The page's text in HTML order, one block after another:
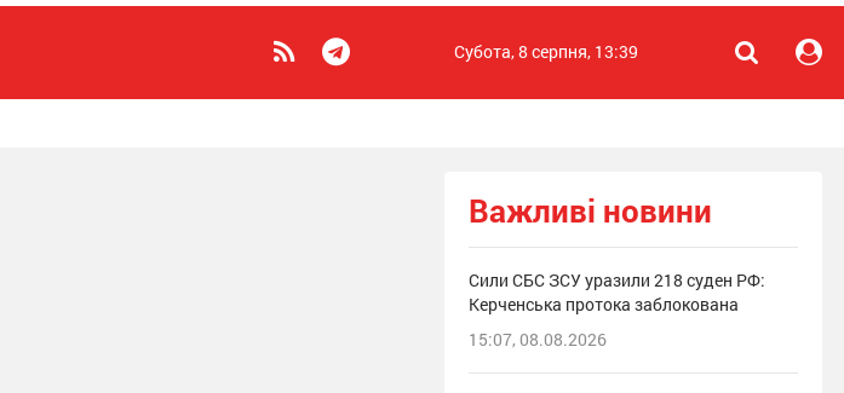
Субота, 8 серпня, 13:39
Важливі новини
Сили СБС ЗСУ уразили 218 суден РФ:
Керченська протока заблокована
15:07, 08.08.2026